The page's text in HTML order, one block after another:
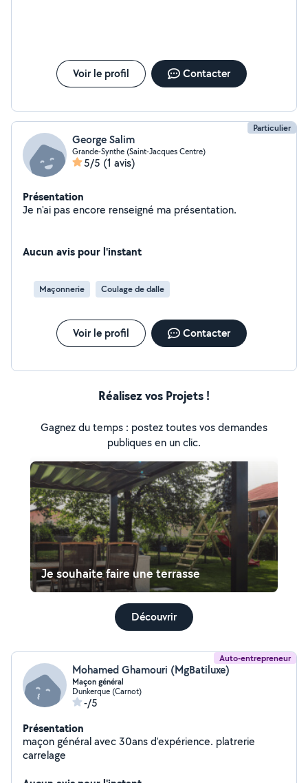
Voir le profil Contacter
Particulier
George Salim
Grande-Synthe (Saint-Jacques Centre)
5/5 (1 avis)
Présentation
Je n'ai pas encore renseigné ma présentation.
Aucun avis pour l'instant
Maçonnerie Coulage de dalle
Voir le profil Contacter
Réalisez vos Projets !
Gagnez du temps : postez toutes vos demandes
publiques en un clic.
Je souhaite faire une terrasse
Découvrir
Auto-entrepreneur
Mohamed Ghamouri (MgBatiluxe)
Maçon général
Dunkerque (Carnot)
-/5
Présentation
maçon général avec 30ans d'expérience. platrerie
carrelage